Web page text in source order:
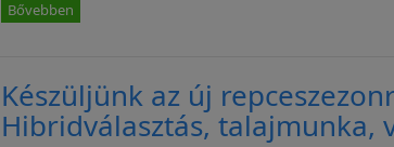
Bővebben
Készüljünk az új
Hibridválasztás, talajmunka,